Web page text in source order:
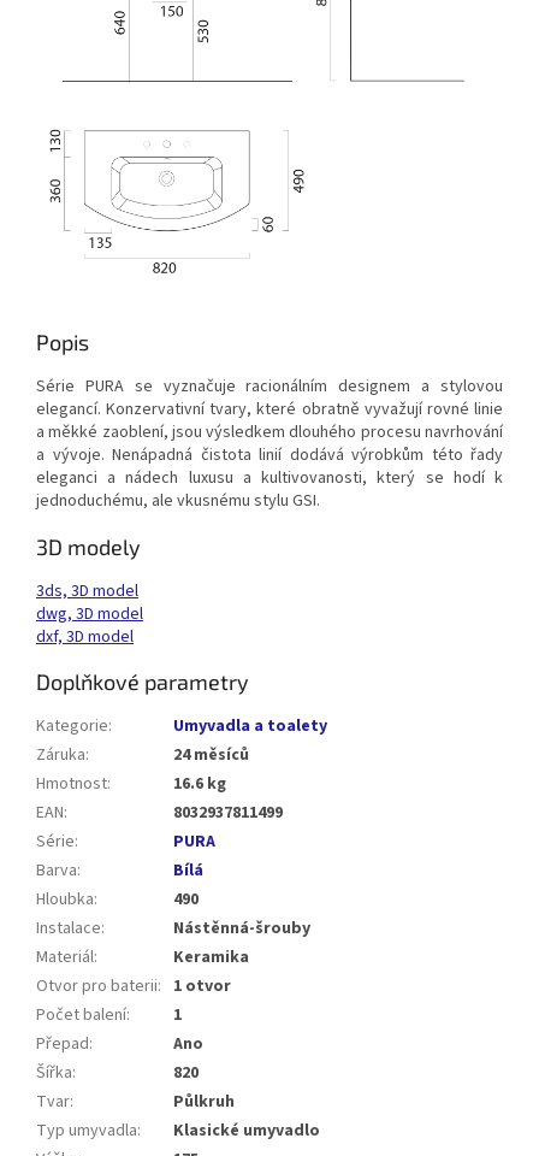
Popis
Série PURA se vyznačuje racionálním designem a stylovou
elegancí. Konzervativní tvary, které obratně vyvažují rovné linie
a měkké zaoblení, jsou výsledkem dlouhého procesu navrhování
a vývoje. Nenápadná čistota linií dodává výrobkům této řady
eleganci a nádech luxusu a kultivovanosti, který se hodí k
jednoduchému, ale vkusnému stylu GSI.
3D modely
3ds, 3D model
dwg, 3D model
dxf, 3D model
Doplňkové parametry
Kategorie:
Umyvadla a toalety
Záruka:
24 měsíců
Hmotnost:
16.6 kg
EAN:
8032937811499
Série:
PURA
Barva:
Bílá
Hloubka:
490
Instalace:
Nástěnná-šrouby
Materiál:
Keramika
Otvor pro baterii: 1 otvor
Počet balení:
1
Přepad:
Ano
Šířka:
820
Tvar:
Půlkruh
Typ umyvadla:
Klasické umyvadlo